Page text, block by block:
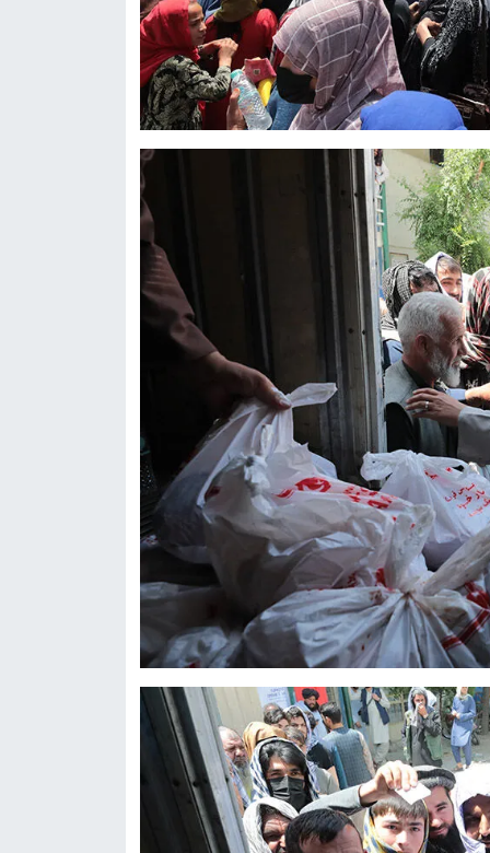
Malatya Müftülüğü
Manisa Müftülüğü
Mersin Müftülüğü
Muğla Müftülüğü
Muş Müftülüğü
Nevşehir Müftülüğü
Ordu Müftülüğü
Osmaniye Müftülüğü
Rize Müftülüğü
Sakarya Müftülüğü
Samsun Müftülüğü
Siirt Müftülüğü
Sinop Müftülüğü